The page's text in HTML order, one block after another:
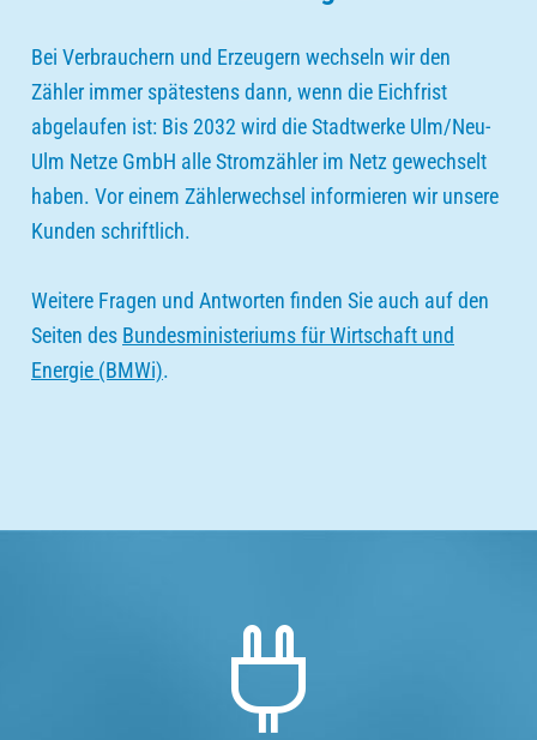
Bei Verbrauchern und Erzeugern wechseln wir den
Zähler immer spätestens dann, wenn die Eichfrist
abgelaufen ist: Bis 2032 wird die Stadtwerke Ulm/Neu-
Ulm Netze GmbH alle Stromzähler im Netz gewechselt
haben. Vor einem Zählerwechsel informieren wir unsere
Kunden schriftlich.
Weitere Fragen und Antworten finden Sie auch auf den
Seiten des Bundesministeriums für Wirtschaft und
Energie (BMWi).